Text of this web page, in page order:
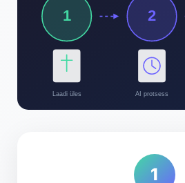
1
Laadi üles
2
AI protsess
1